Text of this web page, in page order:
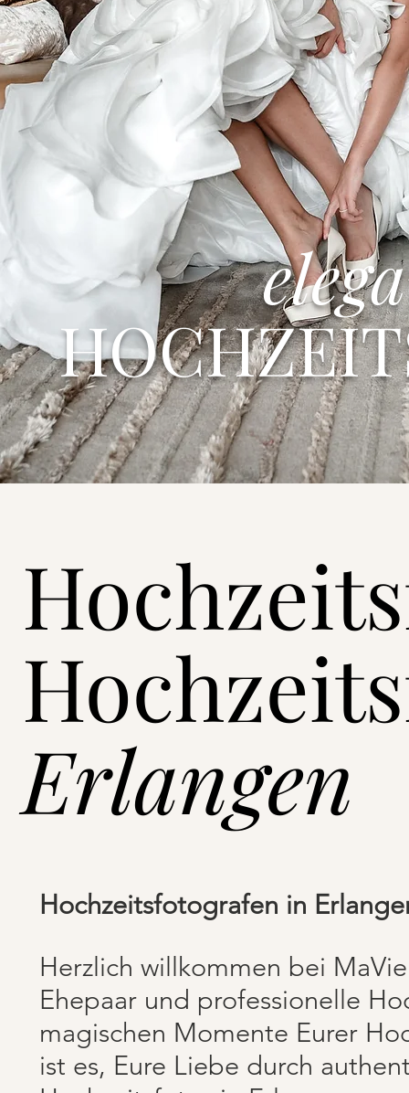
Erlangen
Hochzeitsfotografen in
Herzlich willkommen bei
Ehepaar und professionelle
magischen Momente Eurer
ist es, Eure Liebe durch